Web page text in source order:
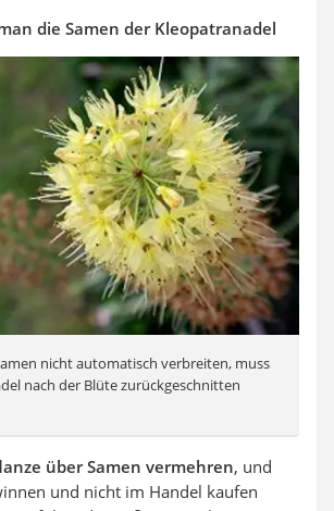
die Samen der Kleopatranadel
nicht automatisch verbreiten, muss
nach der Blüte zurückgeschnitten
über Samen vermehren, und
und nicht im Handel kaufen